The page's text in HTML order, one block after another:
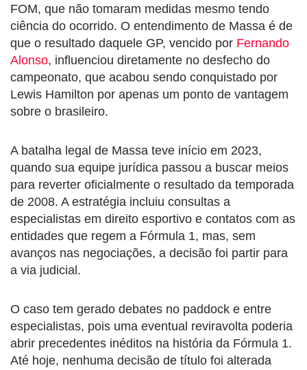
FOM, que não tomaram medidas mesmo tendo
ciência do ocorrido. O entendimento de Massa é de
que o resultado daquele GP, vencido por Fernando
Alonso, influenciou diretamente no desfecho do
campeonato, que acabou sendo conquistado por
Lewis Hamilton por apenas um ponto de vantagem
sobre o brasileiro.
A batalha legal de Massa teve início em 2023,
quando sua equipe jurídica passou a buscar meios
para reverter oficialmente o resultado da temporada
de 2008. A estratégia incluiu consultas a
especialistas em direito esportivo e contatos com as
entidades que regem a Fórmula 1, mas, sem
avanços nas negociações, a decisão foi partir para
a via judicial.
O caso tem gerado debates no paddock e entre
especialistas, pois uma eventual reviravolta poderia
abrir precedentes inéditos na história da Fórmula 1.
Até hoje, nenhuma decisão de título foi alterada